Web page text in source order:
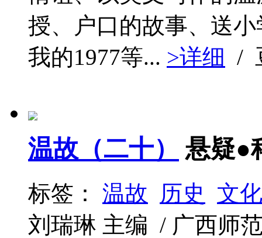
授、户口的故事、送
我的1977等... >详细 /
温故（二十） 悬疑●
标签： 温故 历史
文化
刘瑞琳 主编 / 广西师